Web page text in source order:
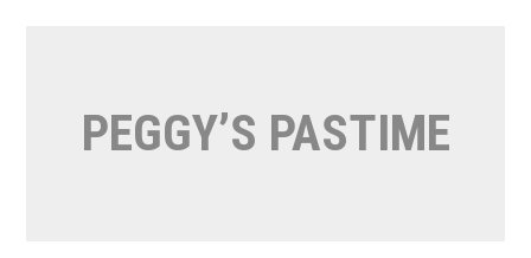
springenPEGGY’S PASTIME